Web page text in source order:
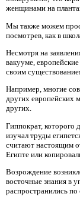
женщинами на
Мы также можем
посмотрев, как в
Несмотря на
вакууме,
своим
Например, многие
других европейских
других.
Гиппократ, которого
изучал труды
считают настоящим
Египте или
Возрождение
восточные знания в
распространились